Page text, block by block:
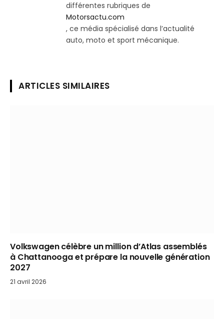
différentes rubriques de
Motorsactu.com
, ce média spécialisé dans l’actualité
auto, moto et sport mécanique.
ARTICLES SIMILAIRES
Volkswagen célèbre un million d’Atlas assemblés
à Chattanooga et prépare la nouvelle génération
2027
21 avril 2026